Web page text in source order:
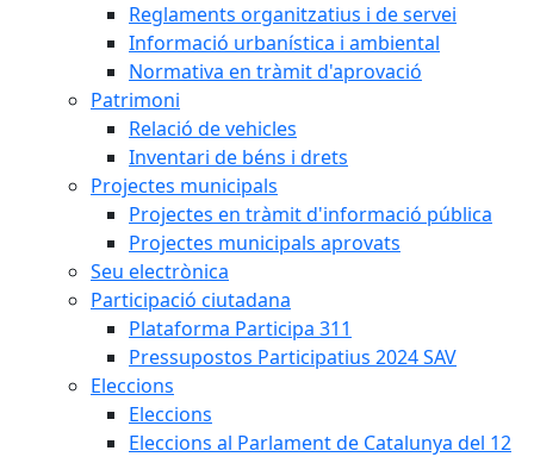
Reglaments organitzatius i de servei
Informació urbanística i ambiental
Normativa en tràmit d'aprovació
Patrimoni
Relació de vehicles
Inventari de béns i drets
Projectes municipals
Projectes en tràmit d'informació pública
Projectes municipals aprovats
Seu electrònica
Participació ciutadana
Plataforma Participa 311
Pressupostos Participatius 2024 SAV
Eleccions
Eleccions
Eleccions al Parlament de Catalunya del 12